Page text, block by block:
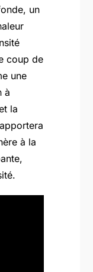
un
coup de
une
à
la
à la